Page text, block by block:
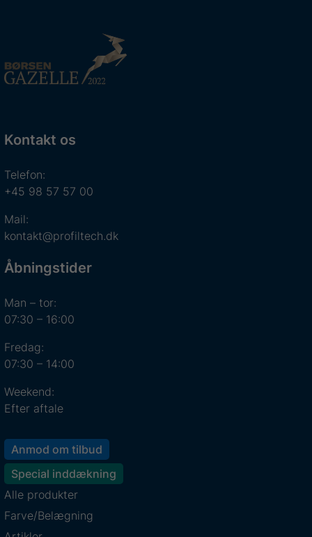
Kontakt os
Telefon:
+45 98 57 57 00
Mail:
kontakt@profiltech.dk
Åbningstider
Man – tor:
07:30 – 16:00
Fredag:
07:30 – 14:00
Weekend:
Efter aftale
Anmod om tilbud
Special inddækning
Alle produkter
Farve/Belægning